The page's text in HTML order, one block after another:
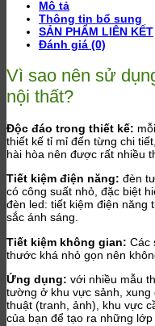
Mô tả
Thông tin bổ sung
SẢN PHẨM LIÊN KẾT
Đánh giá (0)
Vì sao nên sử
nội thất?
Độc đáo trong thiết kế:
thiết kế tỉ mỉ đến từng chi
hài hòa nên được rất nhiều
Tiết kiệm điện năng: đèn
có công suất nhỏ, đặc biệt
đèn led: tiết kiệm điện năng
sắc ánh sáng.
Tiết kiệm không gian: Các
thước khá nhỏ gọn nên
Ứng dụng: với nhiều mẫu
tường ở khu vực sảnh,
thuật (tranh, ảnh), khu vực
của bạn để tạo ra những